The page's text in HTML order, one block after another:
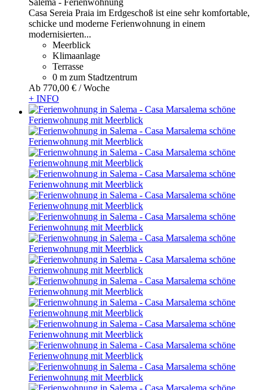
Salema - Ferienwohnung
Casa Sereia Praia im Erdgeschoß ist eine sehr komfortable,
schicke und moderne Ferienwohnung in einem
modernisierten...
Meerblick
Klimaanlage
Terrasse
0 m zum Stadtzentrum
Ab 770,00 € / Woche
+ INFO